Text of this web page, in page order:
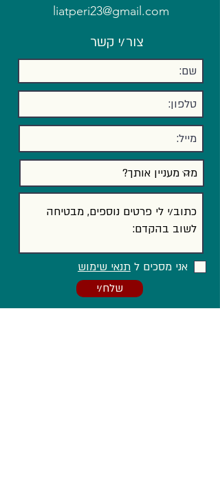
liatperi23@gmail.com
צור/י קשר
אני מסכים ל תנאי שימוש
שלח/י